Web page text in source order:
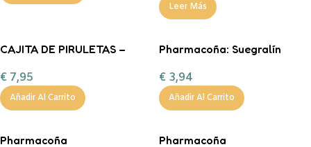
Leer Más
CAJITA DE PIRULETAS –
SUPER MAMÁ
€ 7,95
Añadir Al Carrito
Pharmacoña: Suegralín
€ 3,94
Añadir Al Carrito
Pharmacoña
Pharmacoña